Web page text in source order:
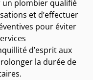
plombier qualifié
et d’effectuer
pour éviter
d’esprit aux
la durée de